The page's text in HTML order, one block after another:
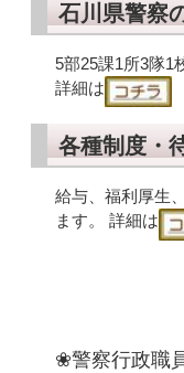
石川県警察
5部25課1所3隊1
詳細は
各種制度・
給与、福利厚生
ます。 詳細は
❀警察行政職